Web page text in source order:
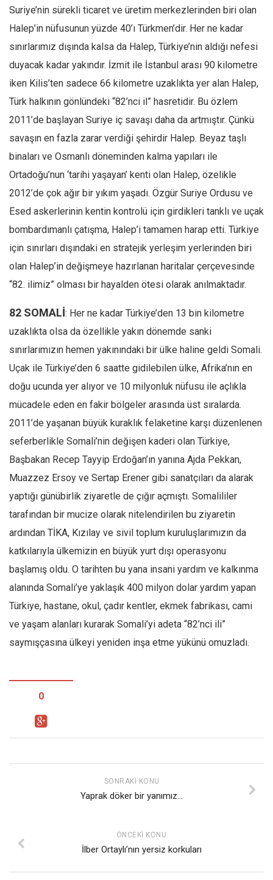
Suriye’nin sürekli ticaret ve üretim merkezlerinden biri olan
Halep’in nüfusunun yüzde 40’ı Türkmen’dir. Her ne kadar
sınırlarımız dışında kalsa da Halep, Türkiye’nin aldığı nefesi
duyacak kadar yakındır. İzmit ile İstanbul arası 90 kilometre
iken Kilis’ten sadece 66 kilometre uzaklıkta yer alan Halep,
Türk halkının gönlündeki “82’nci il” hasretidir. Bu özlem
2011’de başlayan Suriye iç savaşı daha da artmıştır. Çünkü
savaşın en fazla zarar verdiği şehirdir Halep. Beyaz taşlı
binaları ve Osmanlı döneminden kalma yapıları ile
Ortadoğu’nun ‘tarihi yaşayan’ kenti olan Halep, özelikle
2012’de çok ağır bir yıkım yaşadı. Özgür Suriye Ordusu ve
Esed askerlerinin kentin kontrolü için girdikleri tanklı ve uçak
bombardımanlı çatışma, Halep’i tamamen harap etti. Türkiye
için sınırları dışındaki en stratejik yerleşim yerlerinden biri
olan Halep’in değişmeye hazırlanan haritalar çerçevesinde
“82. ilimiz” olması bir hayalden ötesi olarak anılmaktadır.
82 SOMALİ: Her ne kadar Türkiye’den 13 bin kilometre
uzaklıkta olsa da özellikle yakın dönemde sanki
sınırlarımızın hemen yakınındaki bir ülke haline geldi Somali.
Uçak ile Türkiye’den 6 saatte gidilebilen ülke, Afrika’nın en
doğu ucunda yer alıyor ve 10 milyonluk nüfusu ile açlıkla
mücadele eden en fakir bölgeler arasında üst sıralarda.
2011’de yaşanan büyük kuraklık felaketine karşı düzenlenen
seferberlikle Somali’nin değişen kaderi olan Türkiye,
Başbakan Recep Tayyip Erdoğan’ın yanına Ajda Pekkan,
Muazzez Ersoy ve Sertap Erener gibi sanatçıları da alarak
yaptığı günübirlik ziyaretle de çığır açmıştı. Somalililer
tarafından bir mucize olarak nitelendirilen bu ziyaretin
ardından TİKA, Kızılay ve sivil toplum kuruluşlarımızın da
katkılarıyla ülkemizin en büyük yurt dışı operasyonu
başlamış oldu. O tarihten bu yana insani yardım ve kalkınma
alanında Somali’ye yaklaşık 400 milyon dolar yardım yapan
Türkiye, hastane, okul, çadır kentler, ekmek fabrikası, cami
ve yaşam alanları kurarak Somali’yi adeta “82’nci ili”
saymışçasına ülkeyi yeniden inşa etme yükünü omuzladı.
0
SONRAKI KONU
Yaprak döker bir yanımız…
ÖNCEKI KONU
İlber Ortaylı’nın yersiz korkuları